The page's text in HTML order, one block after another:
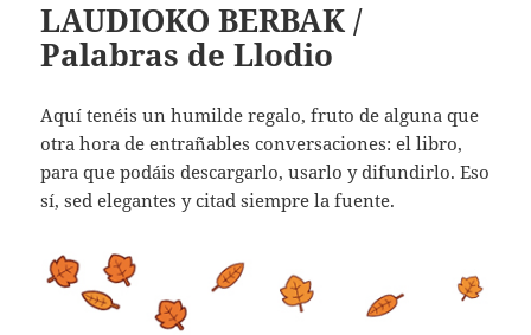
LAUDIOKO BERBAK /
Palabras de Llodio
Aquí tenéis un humilde regalo, fruto de alguna que
otra hora de entrañables conversaciones: el libro,
para que podáis descargarlo, usarlo y difundirlo. Eso
sí, sed elegantes y citad siempre la fuente.